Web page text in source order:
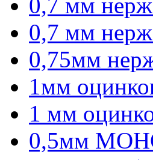
0,7 мм
0,7 мм
0,75мм
1мм
1 мм
0,5мм